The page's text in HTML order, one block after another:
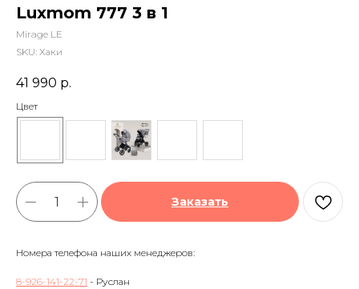
Luxmom 777 3 в 1
Mirage LE
SKU: Хаки
41 990 р.
Цвет
Заказать
Номера телефона наших менеджеров:
8-926-141-22-71 - Руслан